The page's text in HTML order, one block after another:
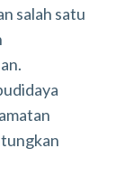
salah satu